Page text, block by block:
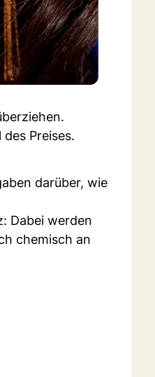
Preises.
darüber, wie
Dabei werden
chemisch an